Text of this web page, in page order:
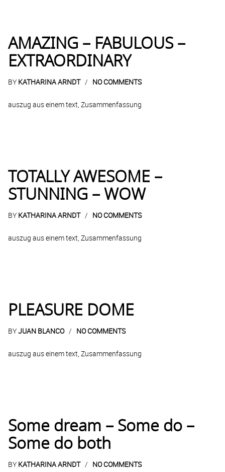
AMAZING – FABULOUS –
EXTRAORDINARY
BY KATHARINA ARNDT NO COMMENTS
auszug aus einem text, Zusammenfassung
TOTALLY AWESOME –
STUNNING – WOW
BY KATHARINA ARNDT NO COMMENTS
auszug aus einem text, Zusammenfassung
PLEASURE DOME
BYJUAN BLANCO NO COMMENTS
auszug aus einem text, Zusammenfassung
Some dream – Some do –
Some do both
BY KATHARINA ARNDT NO COMMENTS